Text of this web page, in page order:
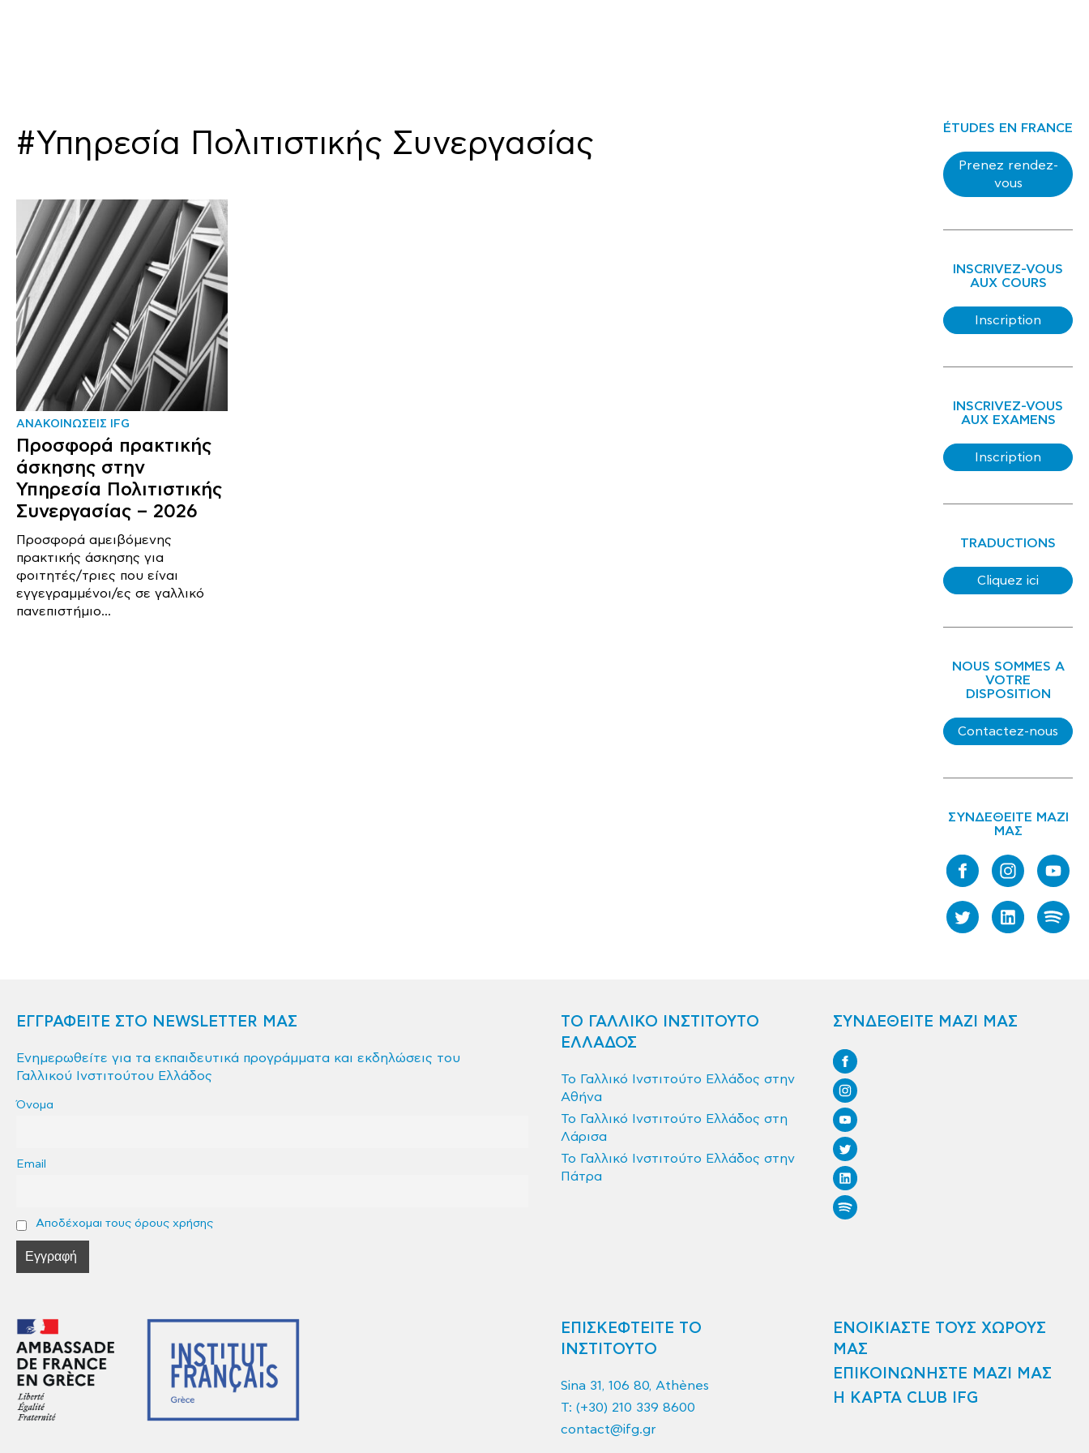
#Υπηρεσία Πολιτιστικής Συνεργασίας
ΑΝΑΚΟΙΝΩΣΕΙΣ IFG
Προσφορά πρακτικής
άσκησης στην
Υπηρεσία Πολιτιστικής
Συνεργασίας – 2026
Προσφορά αμειβόμενης
πρακτικής άσκησης για
φοιτητές/τριες που είναι
εγγεγραμμένοι/ες σε γαλλικό
πανεπιστήμιο...
ÉTUDES EN FRANCE
Prenez rendez-
vous
INSCRIVEZ-VOUS
AUX COURS
Inscription
INSCRIVEZ-VOUS
AUX EXAMENS
Inscription
TRADUCTIONS
Cliquez ici
NOUS SOMMES A
VOTRE
DISPOSITION
Contactez-nous
ΣΥΝΔΕΘΕΙΤΕ ΜΑΖΙ
ΜΑΣ
ΕΓΓΡΑΦΕΙΤΕ ΣΤΟ NEWSLETTER ΜΑΣ
Ενημερωθείτε για τα εκπαιδευτικά προγράμματα και εκδηλώσεις του
Γαλλικού Ινστιτούτου Ελλάδος
Όνομα
Email
Αποδέχομαι τους όρους χρήσης
ΤΟ ΓΑΛΛΙΚΟ ΙΝΣΤΙΤΟΥΤΟ
ΕΛΛΑΔΟΣ
Το Γαλλικό Ινστιτούτο Ελλάδος στην
Αθήνα
Το Γαλλικό Ινστιτούτο Ελλάδος στη
Λάρισα
Το Γαλλικό Ινστιτούτο Ελλάδος στην
Πάτρα
ΣΥΝΔΕΘΕΙΤΕ ΜΑΖΙ ΜΑΣ
ΕΠΙΣΚΕΦΤΕΙΤΕ ΤΟ
ΙΝΣΤΙΤΟΥΤΟ
Sina 31, 106 80, Athènes
T: (+30) 210 339 8600
contact@ifg.gr
ΕΝΟΙΚΙΑΣΤΕ ΤΟΥΣ ΧΩΡΟΥΣ
ΜΑΣ
ΕΠΙΚΟΙΝΩΝΗΣΤΕ ΜΑΖΙ ΜΑΣ
Η ΚΑΡΤΑ CLUB IFG